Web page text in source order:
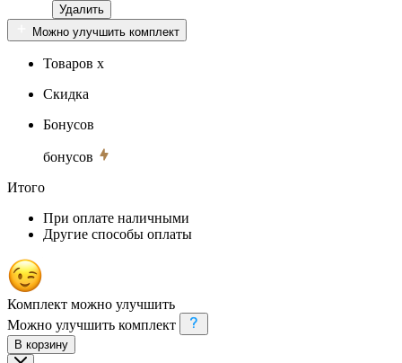
Удалить
Можно улучшить комплект
Товаров x
Скидка
Бонусов
бонусов
Итого
При оплате наличными
Другие способы оплаты
Комплект можно улучшить
Можно улучшить комплект
В корзину